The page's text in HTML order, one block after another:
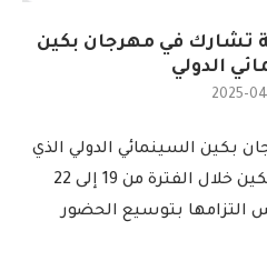
تشارك في مهرجان بكين
الدولي
2025-
بكين السينمائي الدولي الذي
يُقام في العاصمة الصينية بكين خلال الفترة من 19 إلى 22
تعكس التزامها بتوسيع الحضور